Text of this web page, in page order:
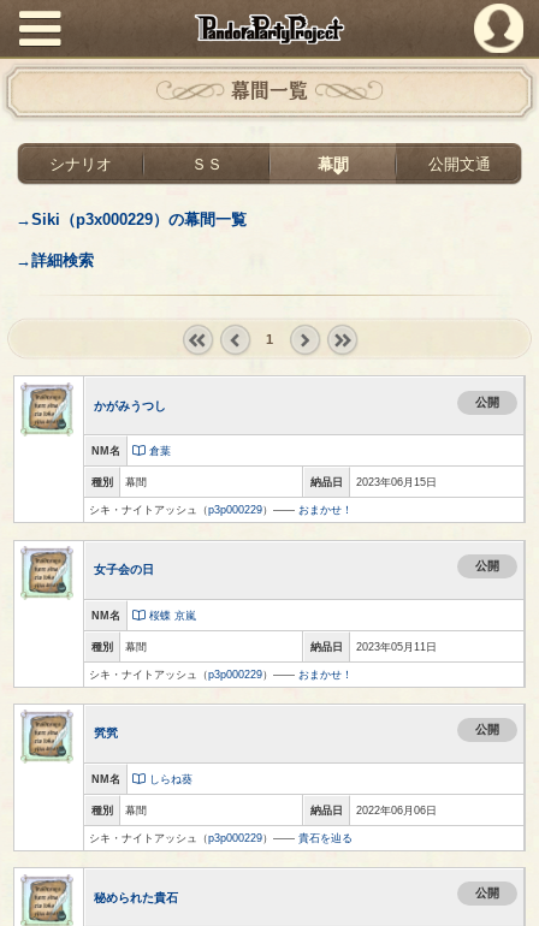
PandoraPartyProject
幕間一覧
シナリオ ＳＳ 幕間 公開文通
→Siki（p3x000229）の幕間一覧
→詳細検索
1
かがみうつし 公開
NM名 倉葉
種別 幕間 納品日 2023年06月15日
シキ・ナイトアッシュ（p3p000229）――おまかせ！
女子会の日 公開
NM名 桜蝶 京嵐
種別 幕間 納品日 2023年05月11日
シキ・ナイトアッシュ（p3p000229）―― おまかせ！
㷀㷀 公開
NM名 しらね葵
種別 幕間 納品日 2022年06月06日
シキ・ナイトアッシュ（p3p000229）――貴石を辿る
秘められた貴石 公開